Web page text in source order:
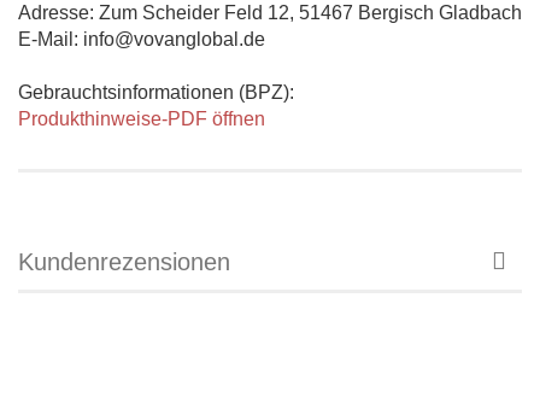
Adresse: Zum Scheider Feld 12, 51467 Bergisch Gladbach
E-Mail: info@vovanglobal.de
Gebrauchtsinformationen (BPZ):
Produkthinweise-PDF öffnen
Kundenrezensionen